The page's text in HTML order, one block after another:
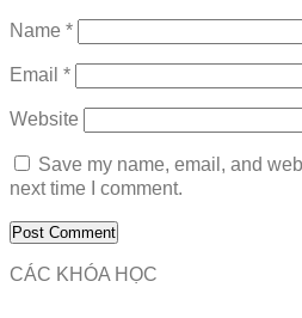
Name *
Email *
Website
Save my name, email, and
next time I comment.
CÁC KHÓA HỌC